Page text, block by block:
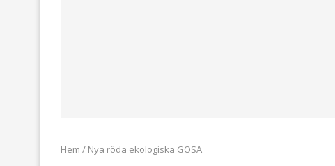
Hem / Nya röda ekologiska GOSA